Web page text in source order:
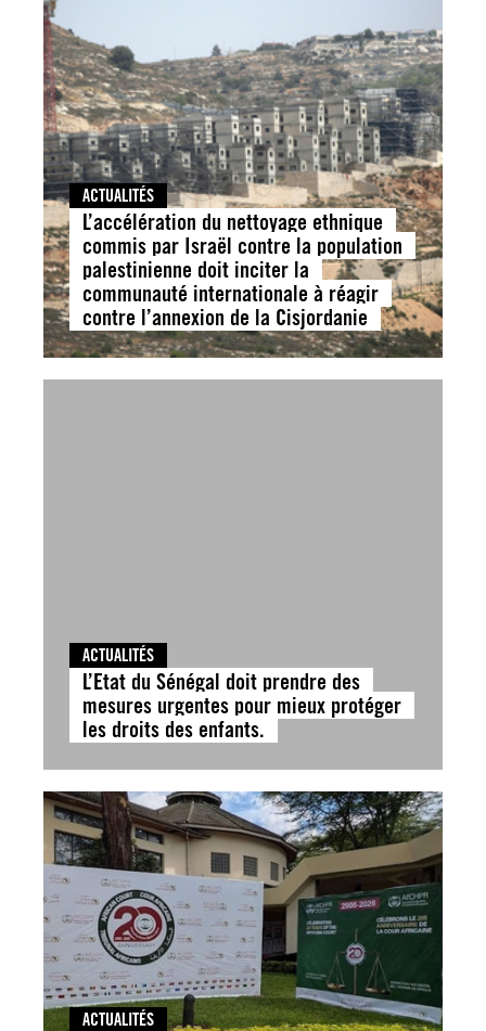
ACTUALITÉS
L’accélération du nettoyage ethnique
commis par Israël contre la population
palestinienne doit inciter la
communauté internationale à réagir
contre l’annexion de la Cisjordanie
ACTUALITÉS
L’Etat du Sénégal doit prendre des
mesures urgentes pour mieux protéger
les droits des enfants.
ACTUALITÉS